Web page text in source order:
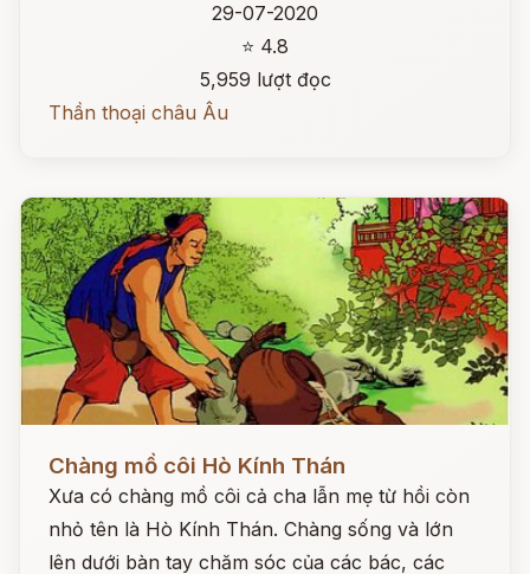
29-07-2020
⭐ 4.8
5,959 lượt đọc
Thần thoại châu Âu
Chàng mồ côi Hò Kính Thán
Xưa có chàng mồ côi cả cha lẫn mẹ từ hồi còn
nhỏ tên là Hò Kính Thán. Chàng sống và lớn
lên dưới bàn tay chăm sóc của các bác, các